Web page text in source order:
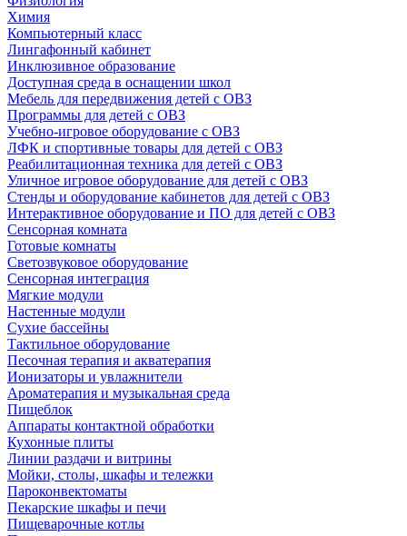
Химия
Компьютерный класс
Лингафонный кабинет
Инклюзивное образование
Доступная среда в оснащении школ
Мебель для передвижения детей с ОВЗ
Программы для детей с ОВЗ
Учебно-игровое оборудование с ОВЗ
ЛФК и спортивные товары для детей с ОВЗ
Реабилитационная техника для детей с ОВЗ
Уличное игровое оборудование для детей с ОВЗ
Стенды и оборудование кабинетов для детей с ОВЗ
Интерактивное оборудование и ПО для детей с ОВЗ
Сенсорная комната
Готовые комнаты
Светозвуковое оборудование
Сенсорная интеграция
Мягкие модули
Настенные модули
Сухие бассейны
Тактильное оборудование
Песочная терапия и акватерапия
Ионизаторы и увлажнители
Ароматерапия и музыкальная среда
Пищеблок
Аппараты контактной обработки
Кухонные плиты
Линии раздачи и витрины
Мойки, столы, шкафы и тележки
Пароконвектоматы
Пекарские шкафы и печи
Пищеварочные котлы